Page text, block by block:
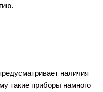
наличия
такие приборы намного